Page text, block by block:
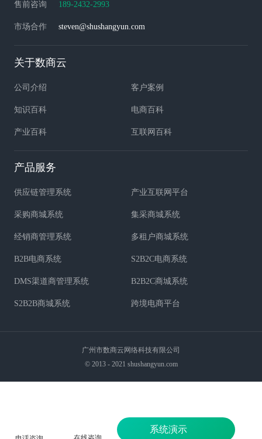
售前咨询 189-2432-2993
市场合作 steven@shushangyun.com
关于数商云
公司介绍 客户案例
知识百科 电商百科
产业百科 互联网百科
产品服务
供应链管理系统 产业互联网平台
采购商城系统 集采商城系统
经销商管理系统 多租户商城系统
B2B电商系统 S2B2C电商系统
DMS渠道商管理系统 B2B2C商城系统
S2B2B商城系统 跨境电商平台
广州市数商云网络科技有限公司
© 2013 - 2021 shushangyun.com
系统演示